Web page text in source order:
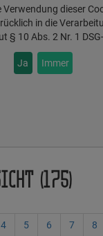
Verwendung dieser
in die
§ 10 Abs. 2 Nr. 1
Ja Immer
(175)
4 5 6 7 8